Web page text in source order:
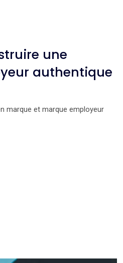
une
authentique
marque et marque employeur